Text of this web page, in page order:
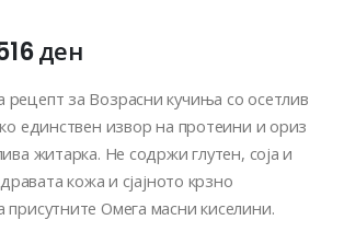
ден
рецепт за Возрасни кучиња со осетлив
единствен извор на протеини и ориз
житарка. Не содржи глутен, соја и
кожа и сјајното крзно
присутните Омега масни киселини.